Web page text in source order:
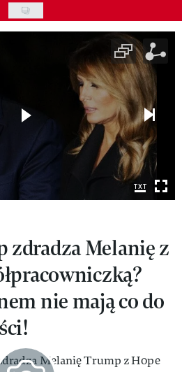
Melanię z
nie mają co do